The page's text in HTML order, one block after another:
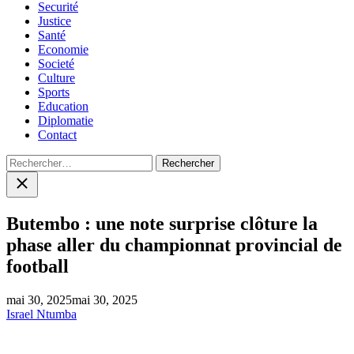
Securité
Justice
Santé
Economie
Societé
Culture
Sports
Education
Diplomatie
Contact
Rechercher :
Close
search
Butembo : une note surprise clôture la
phase aller du championnat provincial de
football
mai 30, 2025mai 30, 2025
Israel Ntumba